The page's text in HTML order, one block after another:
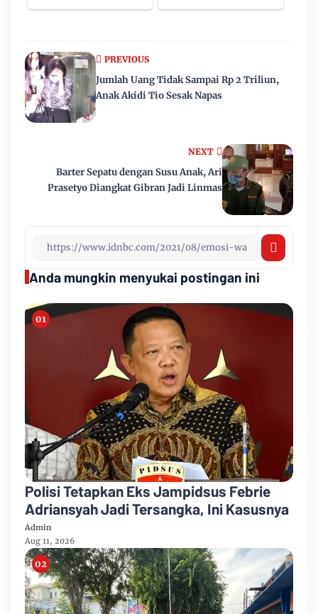
NEXT
Barter Sepatu dengan Susu Anak, Ari
Prasetyo Diangkat Gibran Jadi Linmas
PREVIOUS
Jumlah Uang Tidak Sampai Rp 2 Triliun,
Anak Akidi Tio Sesak Napas
Anda mungkin menyukai postingan ini
Polisi Tetapkan Eks Jampidsus Febrie
Adriansyah Jadi Tersangka, Ini Kasusnya
Admin
Aug 11, 2026